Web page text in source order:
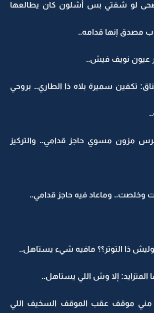
لو شفتي بس أشلون كان يطالعها
مصدق إنها قدامه..
عيون نويف فيش..
تكفين سميرة بلاه ذا الطاري.. بروحي
مزون مسوي حاجز قدامي.. والتركيز
وخلصت.. وماعاد فيه حاجز قدامي..
ذا التوتر؟؟ مافيه شيء يستاهل..
المتزايد: إلا وش اللي يستاهل..
مني موقف عقب الموقف السخيف اللي